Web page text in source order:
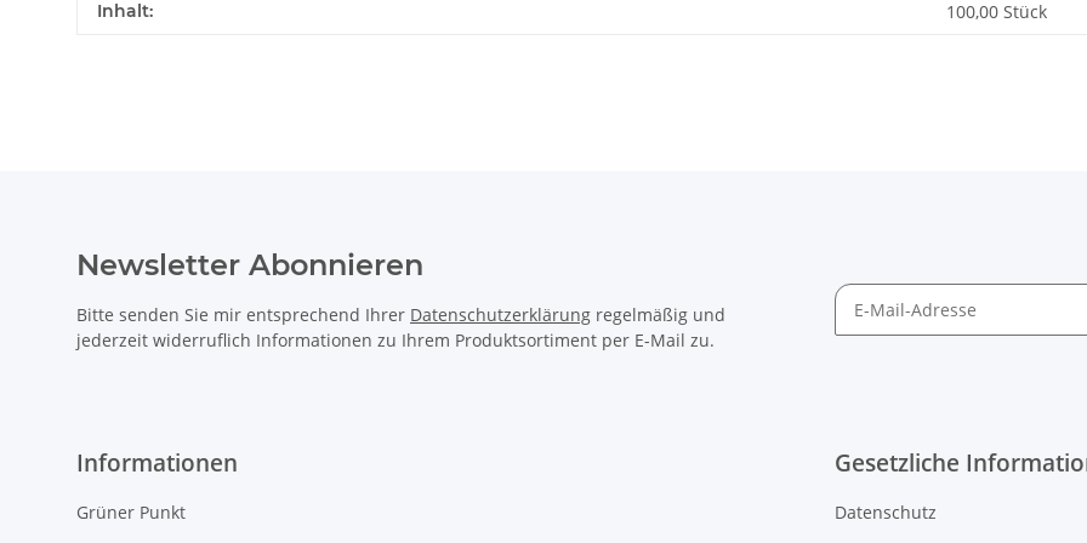
Inhalt: 100,00 Stück
Newsletter Abonnieren
Bitte senden Sie mir entsprechend Ihrer Datenschutzerklärung regelmäßig und
jederzeit widerruflich Informationen zu Ihrem Produktsortiment per E-Mail zu.
Informationen
Grüner Punkt
Gesetzliche
Datenschutz